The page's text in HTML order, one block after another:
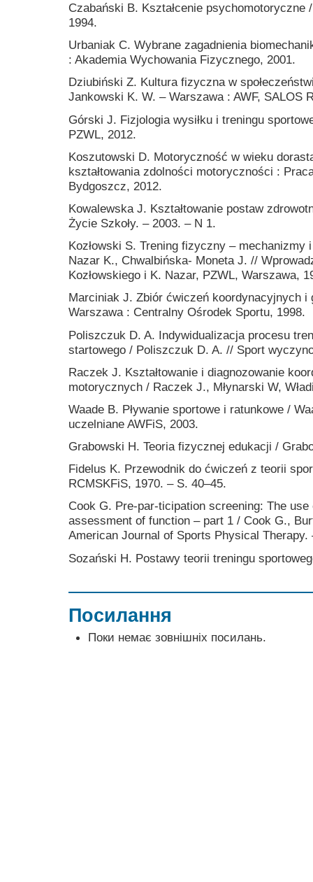
Czabański B. Kształcenie psychomotoryczne
1994.
Urbaniak C. Wybrane zagadnienia
: Akademia Wychowania Fizycznego, 2001.
Dziubiński Z. Kultura fizyczna w
Jankowski K. W. – Warszawa : AWF, SALOS
Górski J. Fizjologia wysiłku i treningu
PZWL, 2012.
Koszutowski D. Motoryczność w wieku
kształtowania zdolności motoryczności :
Bydgoszcz, 2012.
Kowalewska J. Kształtowanie postaw
Życie Szkoły. – 2003. – N 1.
Kozłowski S. Trening fizyczny –
Nazar K., Chwalbińska- Moneta J. //
Kozłowskiego i K. Nazar, PZWL, Warszawa,
Marciniak J. Zbiór ćwiczeń koordynacyjnych
Warszawa : Centralny Ośrodek Sportu, 1998.
Poliszczuk D. A. Indywidualizacja procesu
startowego / Poliszczuk D. A. // Sport
Raczek J. Kształtowanie i diagnozowanie
motorycznych / Raczek J., Młynarski W,
Waade B. Pływanie sportowe i ratunkowe /
uczelniane AWFiS, 2003.
Grabowski H. Teoria fizycznej edukacji /
Fidelus K. Przewodnik do ćwiczeń z teorii
RCMSKFiS, 1970. – S. 40–45.
Cook G. Pre-par-ticipation screening: The
assessment of function – part 1 / Cook G.,
American Journal of Sports Physical Therapy.
Sozański H. Postawy teorii treningu
Посилання
Поки немає зовнішніх посилань.